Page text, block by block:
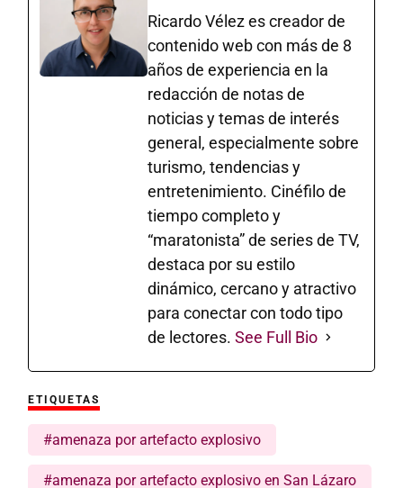
Ricardo Vélez es creador de
contenido web con más de 8
años de experiencia en la
redacción de notas de
noticias y temas de interés
general, especialmente sobre
turismo, tendencias y
entretenimiento. Cinéfilo de
tiempo completo y
“maratonista” de series de TV,
destaca por su estilo
dinámico, cercano y atractivo
para conectar con todo tipo
de lectores. See Full Bio
ETIQUETAS
#amenaza por artefacto explosivo
#amenaza por artefacto explosivo en San Lázaro